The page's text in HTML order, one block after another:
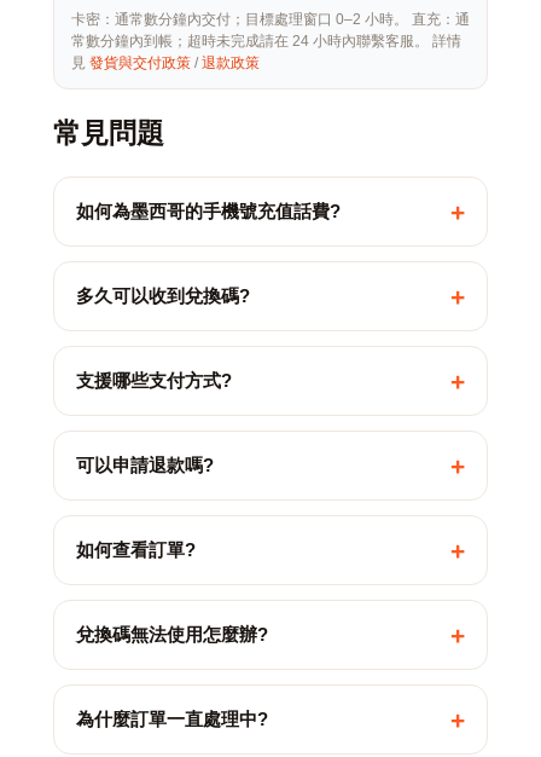
卡密：通常數分鐘內交付；目標處理窗口 0–2 小時。 直充：通
常數分鐘內到帳；超時未完成請在 24 小時內聯繫客服。 詳情
見 發貨與交付政策 /退款政策
常見問題
如何為墨西哥的手機號充值話費? +
多久可以收到兌換碼? +
支援哪些支付方式? +
可以申請退款嗎? +
如何查看訂單? +
兌換碼無法使用怎麼辦? +
為什麼訂單一直處理中? +